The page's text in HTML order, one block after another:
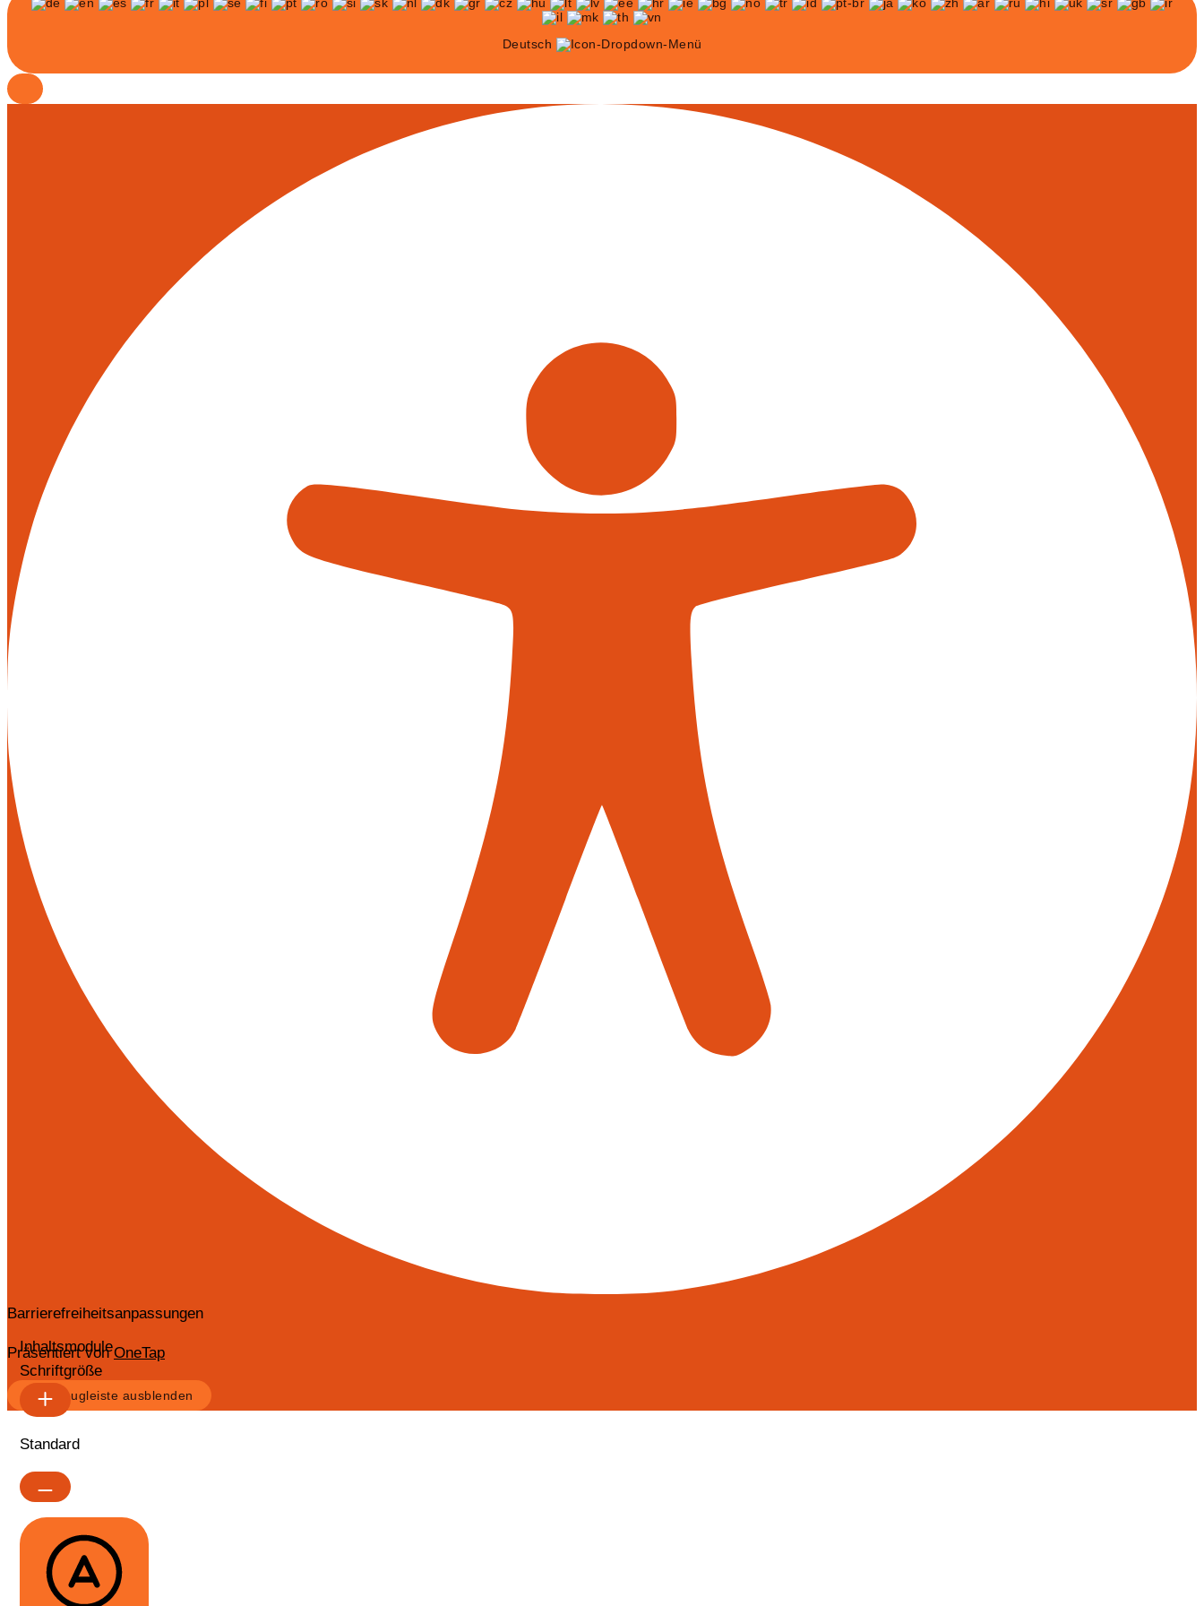
Deutsch
Barrierefreiheitsanpassungen
Präsentiert vonOneTap
Werkzeugleiste ausblenden
Inhaltsmodule
Schriftgröße
Standard